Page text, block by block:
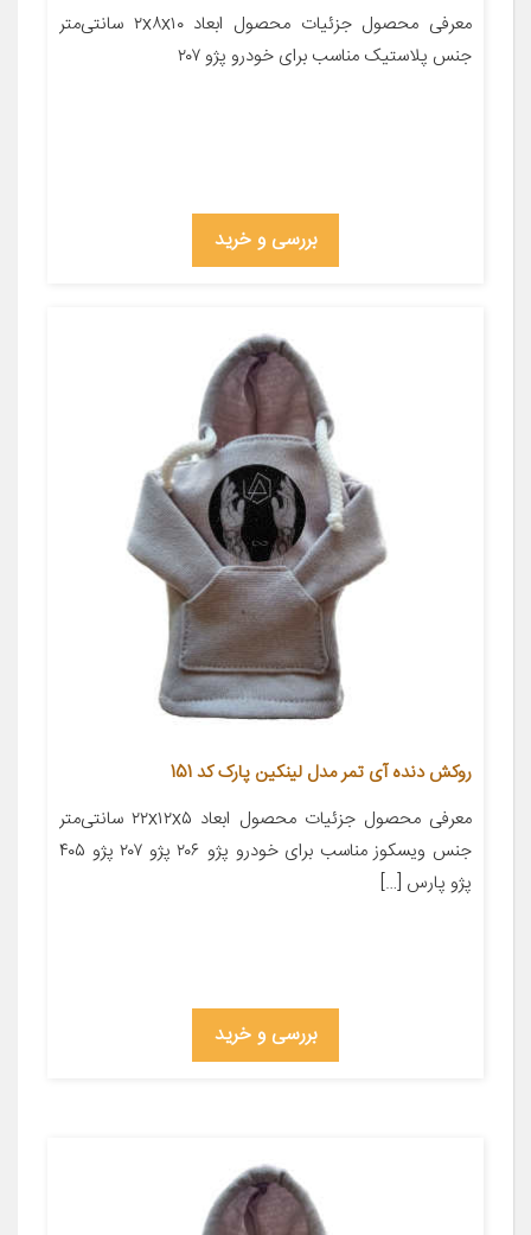
معرفی محصول جزئیات محصول ابعاد ۲x۸x۱۰ سانتی‌متر
جنس پلاستیک مناسب برای خودرو پژو ۲۰۷
بررسی و خرید
روکش دنده آی تمر مدل لینکین پارک کد 151
معرفی محصول جزئیات محصول ابعاد ۲۲x۱۲x۵ سانتی‌متر
جنس ویسکوز مناسب برای خودرو پژو ۲۰۶ پژو ۲۰۷ پژو ۴۰۵
پژو پارس […]
بررسی و خرید